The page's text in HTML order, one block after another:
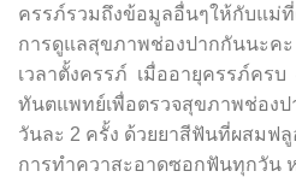
ครรภ์รวมถึงข้อมูลอื่นๆให้กับแม่
การดูแลสุขภาพช่องปากกันนะ
เวลาตั้งครรภ์ เมื่ออายุครรภ์ครบ
ทันตแพทย์เพื่อตรวจสุขภาพช่องป
วันละ 2 ครั้ง ด้วยยาสีฟันที่ผสมฟ
การทำควาสะอาดซอกฟันทุกวัน